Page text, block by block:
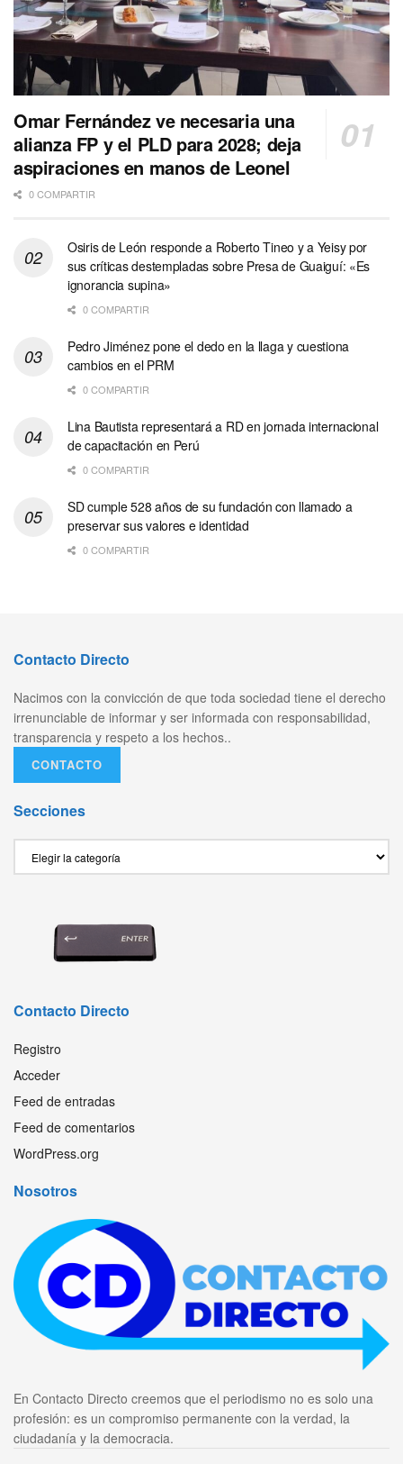
Omar Fernández ve necesaria una
alianza FP y el PLD para 2028; deja
aspiraciones en manos de Leonel
0 COMPARTIR
Osiris de León responde a Roberto Tineo y a Yeisy por
sus críticas destempladas sobre Presa de Guaiguí: «Es
ignorancia supina»
0 COMPARTIR
Pedro Jiménez pone el dedo en la llaga y cuestiona
cambios en el PRM
0 COMPARTIR
Lina Bautista representará a RD en jornada internacional
de capacitación en Perú
0 COMPARTIR
SD cumple 528 años de su fundación con llamado a
preservar sus valores e identidad
0 COMPARTIR
Contacto Directo
Nacimos con la convicción de que toda sociedad tiene el derecho
irrenunciable de informar y ser informada con responsabilidad,
transparencia y respeto a los hechos..
CONTACTO
Secciones
Contacto Directo
Registro
Acceder
Feed de entradas
Feed de comentarios
WordPress.org
Nosotros
En Contacto Directo creemos que el periodismo no es solo una
profesión: es un compromiso permanente con la verdad, la
ciudadanía y la democracia.